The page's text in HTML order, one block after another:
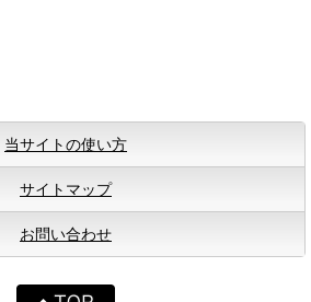
当サイトの使い方
サイトマップ
お問い合わせ